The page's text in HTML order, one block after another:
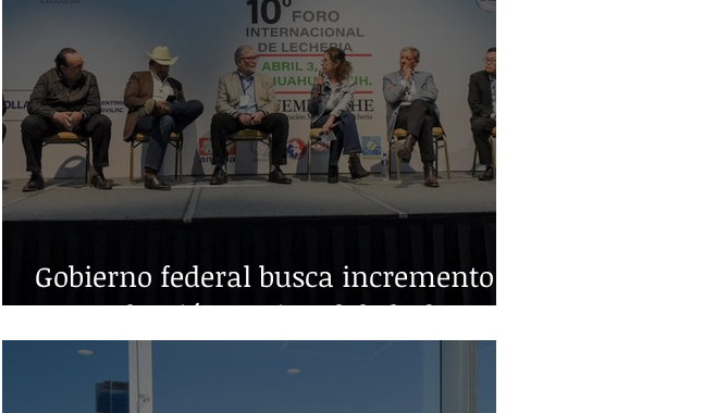
Gobierno federal busca incremento
en producción nacional de leche